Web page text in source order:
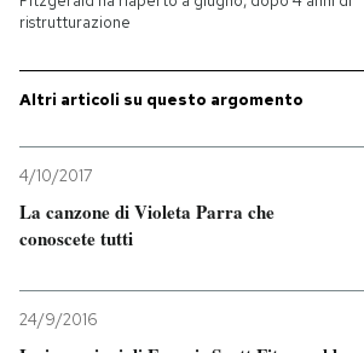
PODCAST
NEWSLETTER
ristrutturazione
Altri articoli su questo argomento
4/10/2017
La canzone di Violeta Parra che
conoscete tutti
24/9/2016